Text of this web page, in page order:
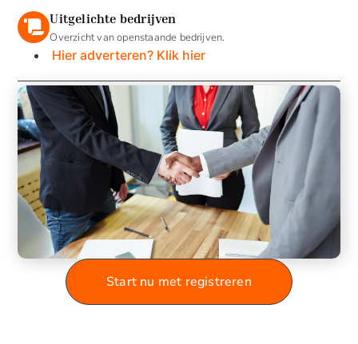
Uitgelichte bedrijven
Overzicht van openstaande bedrijven.
Hier adverteren? Klik hier
Start nu met registreren